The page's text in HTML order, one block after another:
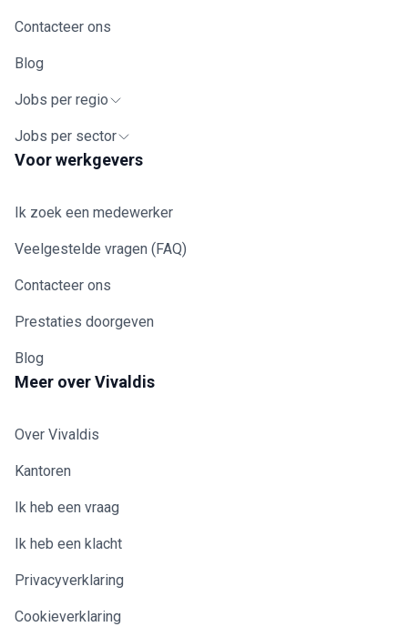
Contacteer ons
Blog
Jobs per regio
Jobs per sector
Voor werkgevers
Ik zoek een medewerker
Veelgestelde vragen (FAQ)
Contacteer ons
Prestaties doorgeven
Blog
Meer over Vivaldis
Over Vivaldis
Kantoren
Ik heb een vraag
Ik heb een klacht
Privacyverklaring
Cookieverklaring